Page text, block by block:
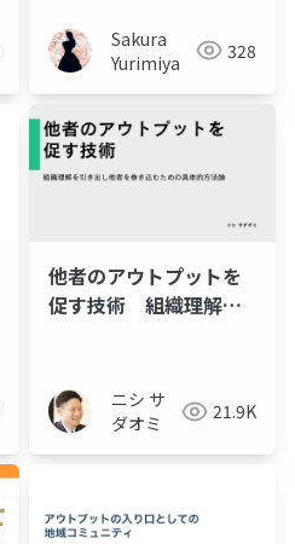
Sakura
Yurimiya
328
他者のアウトプットを
促す技術 組織理解を
ニシ サ
ダオミ
21.9K